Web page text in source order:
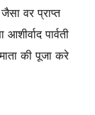
वर प्राप्त
पार्वती
की पूजा करे